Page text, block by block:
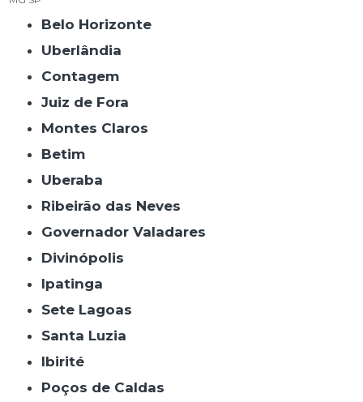
Belo Horizonte
Uberlândia
Contagem
Juiz de Fora
Montes Claros
Betim
Uberaba
Ribeirão das Neves
Governador Valadares
Divinópolis
Ipatinga
Sete Lagoas
Santa Luzia
Ibirité
Poços de Caldas